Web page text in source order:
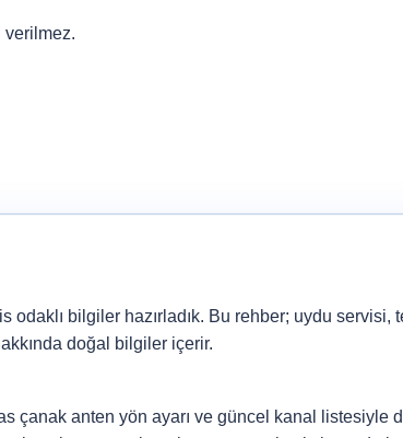
verilmez.
odaklı bilgiler hazırladık. Bu rehber; uydu servisi,
doğal bilgiler içerir.
çanak anten yön ayarı ve güncel kanal listesiyle